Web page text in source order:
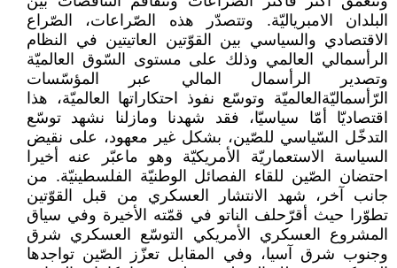
البلدان الامبرياليّة. وتتصدّر هذه الصّراعات، الصّراع
الاقتصادي والسياسي بين القوّتين العاتيتين في النظام
الرأسمالي العالمي وذلك على مستوى السّوق العالميّة
وتصدير الرأسمال المالي عبر المؤسّسات
الرّأسماليّةالعالميّة وتوسّع نفوذ احتكاراتها العالميّة، هذا
اقتصاديّا أمّا سياسيّا، فقد شهدنا ومازلنا نشهد توسّع
التدخّل السّياسي للصّين، بشكل غير معهود، على نقيض
السياسة الاستعماريّة الأمريكيّة وهو ماعبّر عنه أخيرا
احتضان الصّين للقاء الفصائل الوطنيّة الفلسطينيّة. من
جانب آخر، شهد الانتشار العسكري من قبل القوّتين
تطوّرا حيث أقرّحلف الناتو في قمّته الأخيرة وفي سياق
المشروع العسكري الأمريكي التوسّع العسكري شرق
وجنوب شرق آسيا، وفي المقابل تعزّز الصّين تواجدها